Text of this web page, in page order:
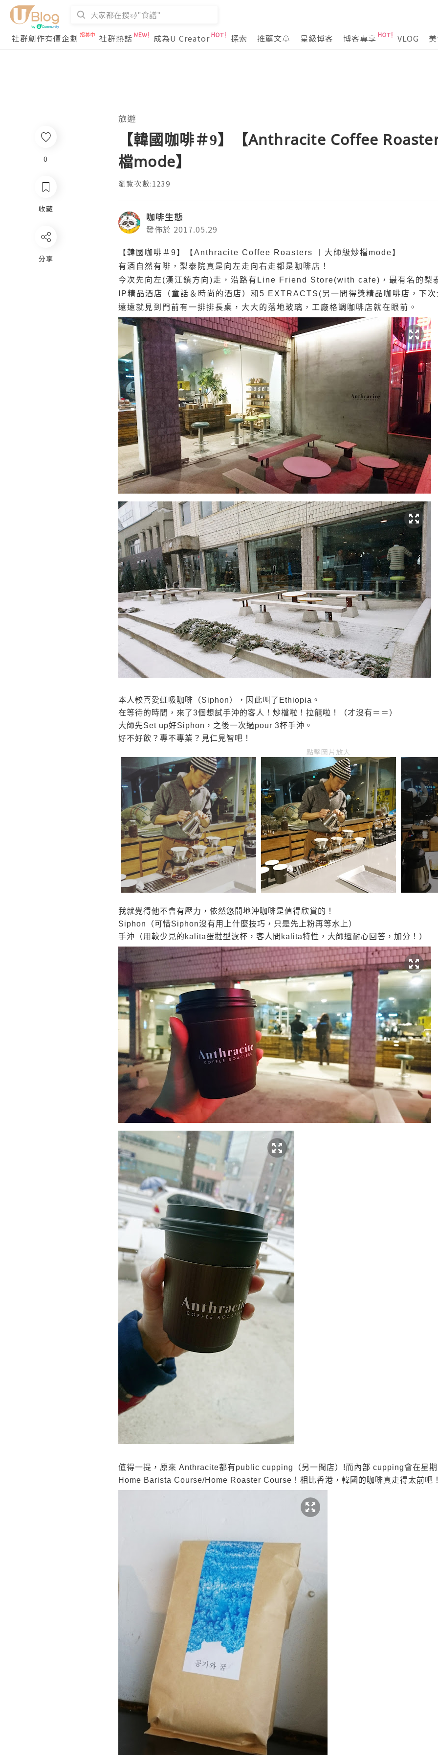
社群創作有價企劃 社群熱話 成為U Creator 探索 推薦文章 星級博客 博客專享 VLOG
0
收藏
分享
旅遊
【韓國咖啡＃9】【Anthracite Coffee
檔mode】
瀏覽次數:1239
咖啡生態
發佈於 2017.05.29
【韓國咖啡＃9】【Anthracite Coffee Roasters 丨大師級炒檔mode】
有酒自然有啡，梨泰院真是向左走向右走都是咖啡店！
今次先向左(漢江鎮方向)走，沿路有Line Friend Store(with cafe)，最有名的梨
IP精品酒店（童話＆時尚的酒店）和5 EXTRACTS(另一間得獎精品咖啡店，下
遠遠就見到門前有一排排長桌，大大的落地玻璃，工廠格調咖啡店就在眼前。
本人較喜愛虹吸咖啡（Siphon），因此叫了Ethiopia。
在等待的時間，來了3個想試手沖的客人！炒檔啦！拉龍啦！（才沒有＝＝）
大師先Set up好Siphon，之後一次過pour 3杯手沖。
好不好飲？專不專業？見仁見智吧！
點擊圖片放大
我就覺得他不會有壓力，依然悠閒地沖咖啡是值得欣賞的！
Siphon（可惜Siphon沒有用上什麼技巧，只是先上粉再等水上）
手沖（用較少見的kalita蛋撻型濾杯，客人問kalita特性，大師還耐心回答，加分！）
值得一提，原來 Anthracite都有public cupping（另一間店）!而內部 cupping會在星
Home Barista Course/Home Roaster Course！相比香港，韓國的咖啡真走得太前吧